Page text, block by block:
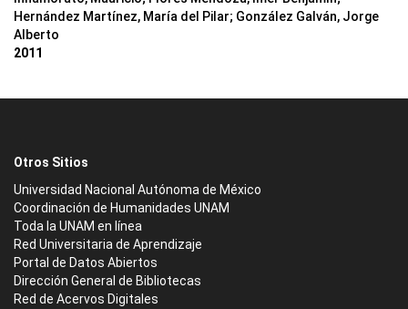
Hernández Martínez, María del Pilar; González Galván, Jorge
Alberto
2011
Otros Sitios
Universidad Nacional Autónoma de México
Coordinación de Humanidades UNAM
Toda la UNAM en línea
Red Universitaria de Aprendizaje
Portal de Datos Abiertos
Dirección General de Bibliotecas
Red de Acervos Digitales